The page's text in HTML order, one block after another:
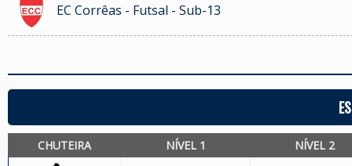
EC Corrêas - Futsal - Sub-13
CHUTEIRA NÍVEL 1 NÍVEL 2